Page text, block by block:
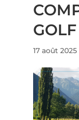
GOLF
17 août 2025